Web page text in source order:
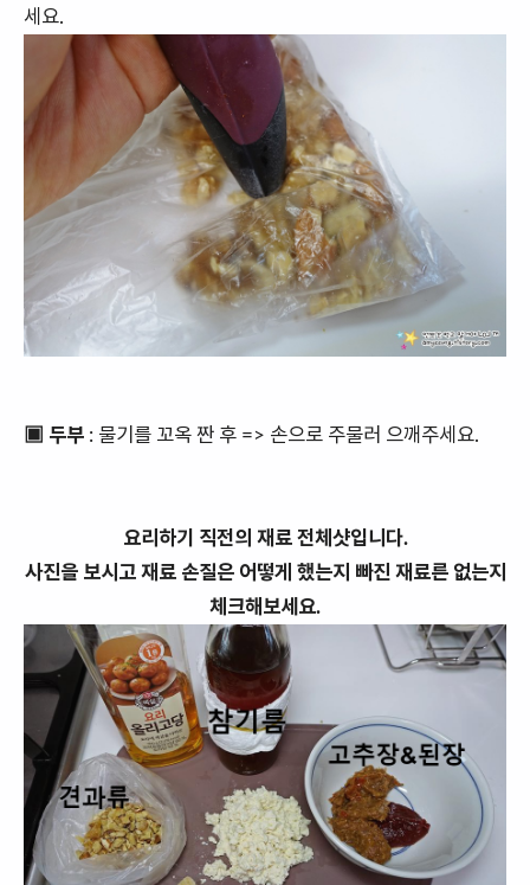
세요.
▣ 두부 : 물기를 꼬옥 짠 후 => 손으로 주물러 으깨주세요.
요리하기 직전의 재료 전체샷입니다.
사진을 보시고 재료 손질은 어떻게 했는지 빠진 재료른 없는지
체크해보세요.